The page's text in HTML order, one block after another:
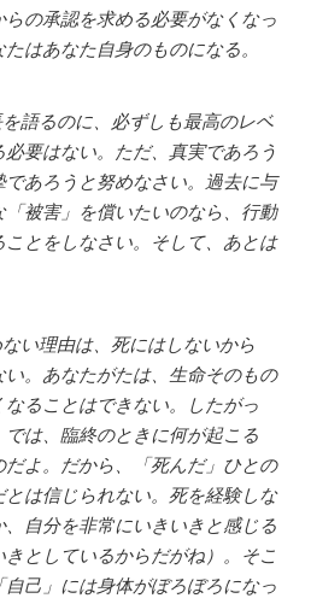
の承認を求める必要がなくなっ
はあなた自身のものになる。
語るのに、必ずしも最高のレベ
要はない。ただ、真実であろう
であろうと努めなさい。過去に与
「被害」を償いたいのなら、行動
ことをしなさい。そして、あとは
い理由は、死にはしないから
い。あなたがたは、生命そのもの
ることはできない。したがっ
では、臨終のときに何が起こる
よ。だから、「死んだ」ひとの
とは信じられない。死を経験しな
自分を非常にいきいきと感じる
きとしているからだがね）。そこ
自己」には身体がぼろぼろになっ